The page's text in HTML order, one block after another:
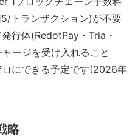
トランザクション)が不要
行体(RedotPay・Tria・
ージを受け入れること
にできる予定です(2026年
略